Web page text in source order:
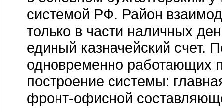
системой РФ. Район
только в части наличных
единый казначейский счет.
одновременно работающих
построение системы:
фронт-офисной